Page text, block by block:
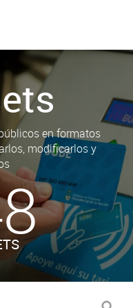
en formatos
modificarlos y